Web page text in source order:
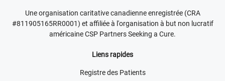
Une organisation caritative canadienne enregistrée (CRA
#811905165RR0001) et affiliée à l'organisation à but non lucratif
américaine CSP Partners Seeking a Cure.
Liens rapides
Registre des Patients